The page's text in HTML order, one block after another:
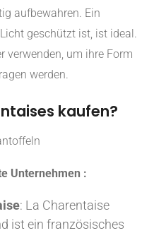
aufbewahren. Ein
geschützt ist, ist ideal.
verwenden, um ihre Form
werden.
kaufen?
Unternehmen :
: La Charentaise
ist ein französisches